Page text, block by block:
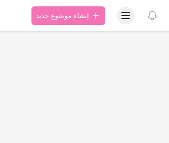
عرض الإشعاراتعرض قائمة المستخدمإنشاء موضوع جديد